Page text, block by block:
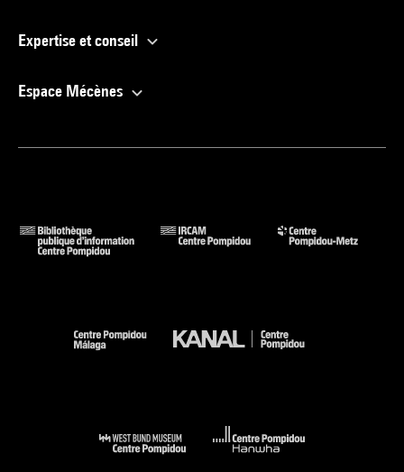
Expertise et conseil
Espace Mécènes